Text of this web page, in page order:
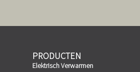
PRODUCTEN
Elektrisch Verwarmen